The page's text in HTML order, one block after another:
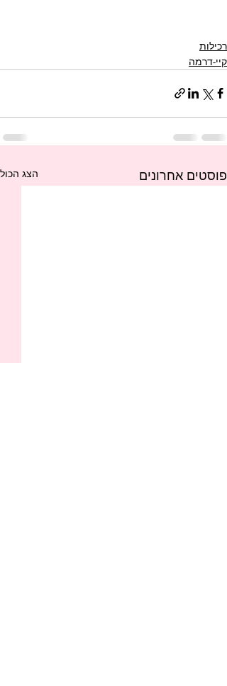
רכילות
קיי-דרמה
פוסטים אחרונים הצג הכול